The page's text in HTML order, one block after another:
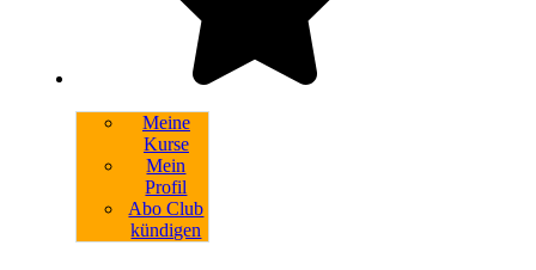
Meine
Kurse
Mein
Profil
Abo Club
kündigen